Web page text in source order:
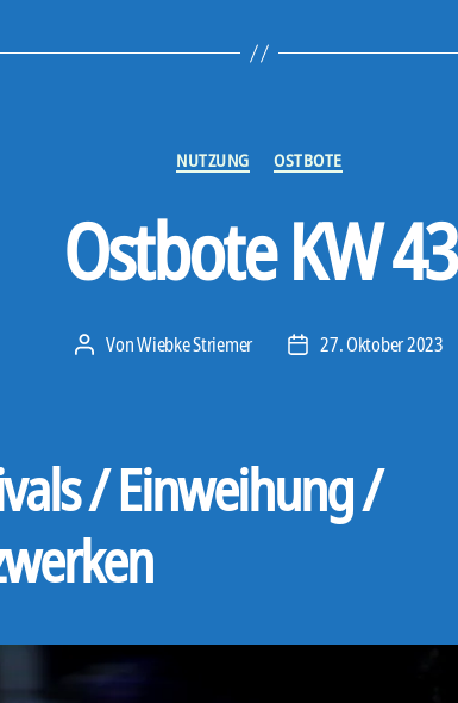
Kategorien
NUTZUNG OSTBOTE
Ostbote KW 43
Beitragsautor
VonWiebke Striemer Veröffentlichungsdatum
27. Oktober 2023
/ Einweihung /